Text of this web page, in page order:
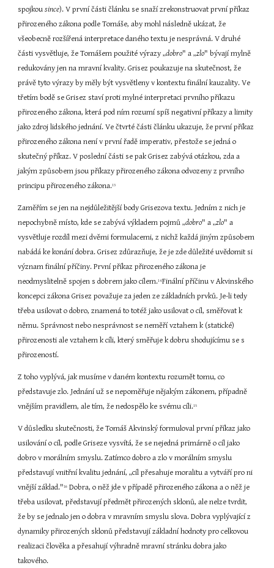
spojkou since). V první části článku se snaží zrekonstruovat první příkaz
přirozeného zákona podle Tomáše, aby mohl následně ukázat, že
všeobecně rozšířená interpretace daného textu je nesprávná. V druhé
části vysvětluje, že Tomášem použité výrazy „dobro" a „zlo" bývají mylně
redukovány jen na mravní kvality. Grisez poukazuje na skutečnost, že
právě tyto výrazy by měly být vysvětleny v kontextu finální kauzality. Ve
třetím bodě se Grisez staví proti mylné interpretaci prvního příkazu
přirozeného zákona, která pod ním rozumí spíš negativní příkazy a limity
jako zdroj lidského jednání. Ve čtvrté části článku ukazuje, že první příkaz
přirozeného zákona není v první řadě imperativ, přestože se jedná o
skutečný příkaz. V poslední části se pak Grisez zabývá otázkou, zda a
jakým způsobem jsou příkazy přirozeného zákona odvozeny z prvního
principu přirozeného zákona.13
Zaměřím se jen na nejdůležitější body Grisezova textu. Jedním z nich je
nepochybně místo, kde se zabývá výkladem pojmů „dobro" a „zlo" a
vysvětluje rozdíl mezi dvěmi formulacemi, z nichž každá jiným způsobem
nabádá ke konání dobra. Grisez zdůrazňuje, že je zde důležité uvědomit si
význam finální příčiny. První příkaz přirozeného zákona je
neodmyslitelně spojen s dobrem jako cílem.14 Finální příčinu v Akvinského
koncepci zákona Grisez považuje za jeden ze základních prvků. Je-li tedy
třeba usilovat o dobro, znamená to totéž jako usilovat o cíl, směřovat k
němu. Správnost nebo nesprávnost se neměří vztahem k (statické)
přirozenosti ale vztahem k cíli, který směřuje k dobru shodujícímu se s
přirozeností.
Z toho vyplývá, jak musíme v daném kontextu rozumět tomu, co
představuje zlo. Jednání už se nepoměřuje nějakým zákonem, případně
vnějším pravidlem, ale tím, že nedospělo ke svému cíli.15
V důsledku skutečnosti, že Tomáš Akvinský formuloval první příkaz jako
usilování o cíl, podle Griseze vysvítá, že se nejedná primárně o cíl jako
dobro v morálním smyslu. Zatímco dobro a zlo v morálním smyslu
představují vnitřní kvalitu jednání, „cíl přesahuje moralitu a vytváří pro ni
vnější základ."16 Dobra, o něž jde v případě přirozeného zákona a o něž je
třeba usilovat, představují předmět přirozených sklonů, ale nelze tvrdit,
že by se jednalo jen o dobra v mravním smyslu slova. Dobra vyplývající z
dynamiky přirozených sklonů představují základní hodnoty pro celkovou
realizaci člověka a přesahují výhradně mravní stránku dobra jako
takového.